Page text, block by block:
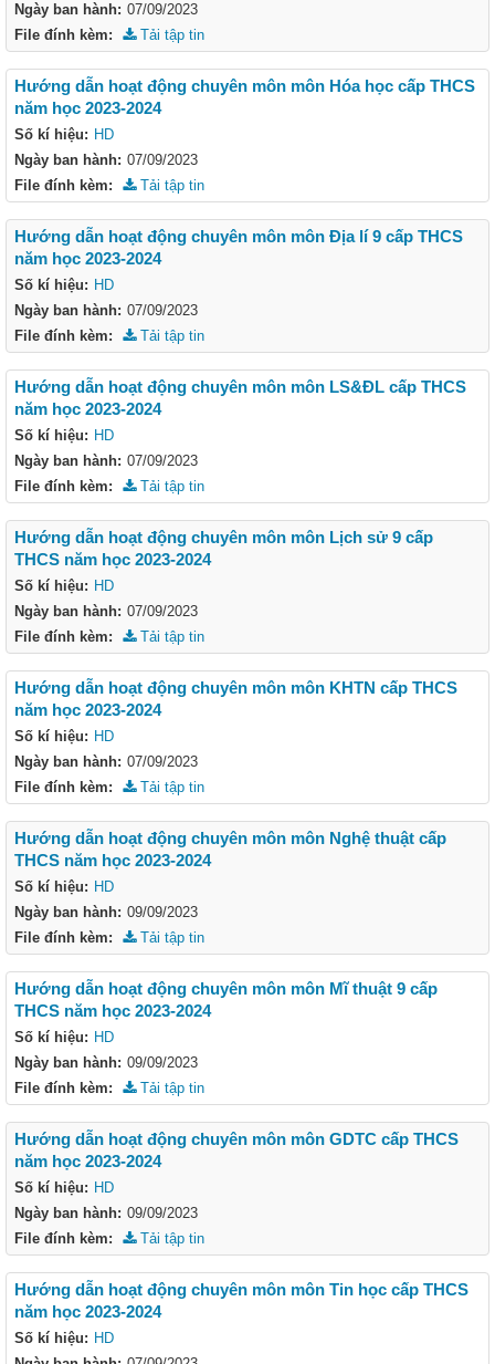
Ngày ban hành: 07/09/2023
File đính kèm: Tải tập tin
Số kí hiệu: HD
Ngày ban hành: 07/09/2023
Hướng dẫn hoạt động chuyên môn môn Hóa học cấp THCS
năm học 2023-2024
File đính kèm: Tải tập tin
Số kí hiệu: HD
Ngày ban hành: 07/09/2023
Hướng dẫn hoạt động chuyên môn môn Địa lí 9 cấp THCS
năm học 2023-2024
File đính kèm: Tải tập tin
Số kí hiệu: HD
Ngày ban hành: 07/09/2023
Hướng dẫn hoạt động chuyên môn môn LS&ĐL cấp THCS
năm học 2023-2024
File đính kèm: Tải tập tin
Số kí hiệu: HD
Ngày ban hành: 07/09/2023
Hướng dẫn hoạt động chuyên môn môn Lịch sử 9 cấp
THCS năm học 2023-2024
File đính kèm: Tải tập tin
Số kí hiệu: HD
Ngày ban hành: 07/09/2023
Hướng dẫn hoạt động chuyên môn môn KHTN cấp THCS
năm học 2023-2024
File đính kèm: Tải tập tin
Số kí hiệu: HD
Ngày ban hành: 09/09/2023
Hướng dẫn hoạt động chuyên môn môn Nghệ thuật cấp
THCS năm học 2023-2024
File đính kèm: Tải tập tin
Số kí hiệu: HD
Ngày ban hành: 09/09/2023
Hướng dẫn hoạt động chuyên môn môn Mĩ thuật 9 cấp
THCS năm học 2023-2024
File đính kèm: Tải tập tin
Số kí hiệu: HD
Ngày ban hành: 09/09/2023
Hướng dẫn hoạt động chuyên môn môn GDTC cấp THCS
năm học 2023-2024
File đính kèm: Tải tập tin
Số kí hiệu: HD
Hướng dẫn hoạt động chuyên môn môn Tin học cấp THCS
năm học 2023-2024